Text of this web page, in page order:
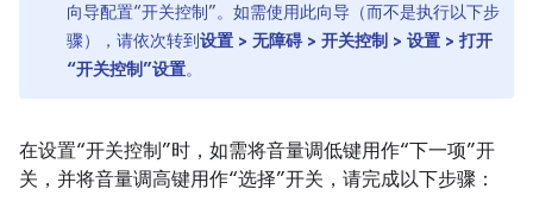
向导配置“开关控制”。如需使用此向导（而不是执行以下步
骤），请依次转到设置 > 无障碍 > 开关控制 > 设置 > 打开
“开关控制”设置。
在设置“开关控制”时，如需将音量调低键用作“下一项”开
关，并将音量调高键用作“选择”开关，请完成以下步骤：